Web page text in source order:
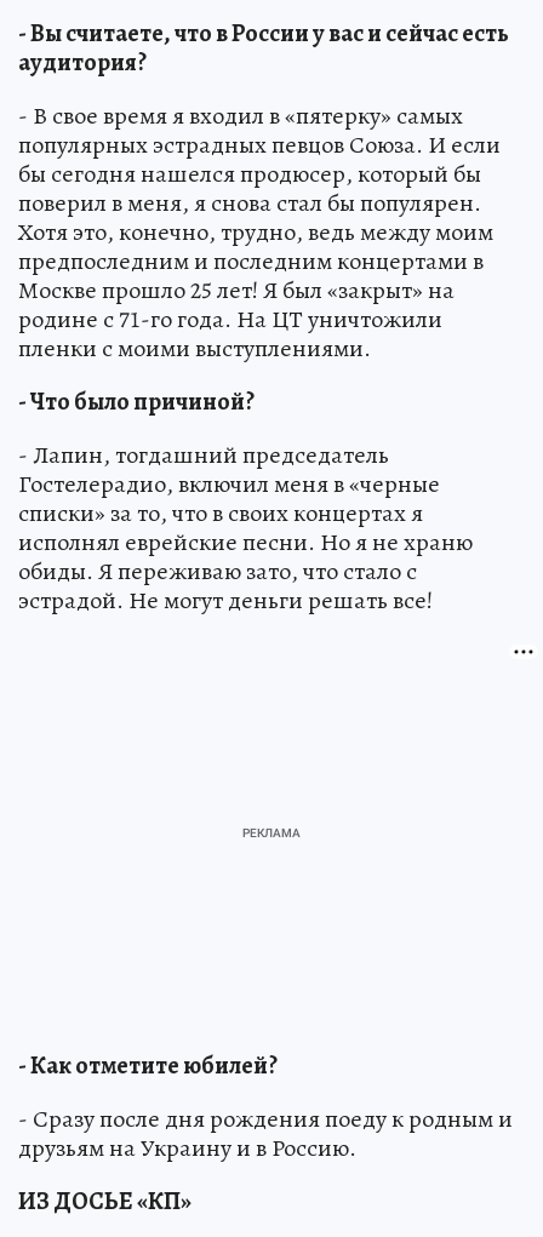
- Вы считаете, что в России у вас и сейчас есть
аудитория?
- В свое время я входил в «пятерку» самых
популярных эстрадных певцов Союза. И если
бы сегодня нашелся продюсер, который бы
поверил в меня, я снова стал бы популярен.
Хотя это, конечно, трудно, ведь между моим
предпоследним и последним концертами в
Москве прошло 25 лет! Я был «закрыт» на
родине с 71-го года. На ЦТ уничтожили
пленки с моими выступлениями.
- Что было причиной?
- Лапин, тогдашний председатель
Гостелерадио, включил меня в «черные
списки» за то, что в своих концертах я
исполнял еврейские песни. Но я не храню
обиды. Я переживаю зато, что стало с
эстрадой. Не могут деньги решать все!
- Как отметите юбилей?
- Сразу после дня рождения поеду к родным и
друзьям на Украину и в Россию.
ИЗ ДОСЬЕ «КП»